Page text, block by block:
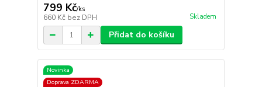
799 Kč/ks
660 Kč bez DPH Skladem
Přidat do košíku
Novinka
Doprava ZDARMA